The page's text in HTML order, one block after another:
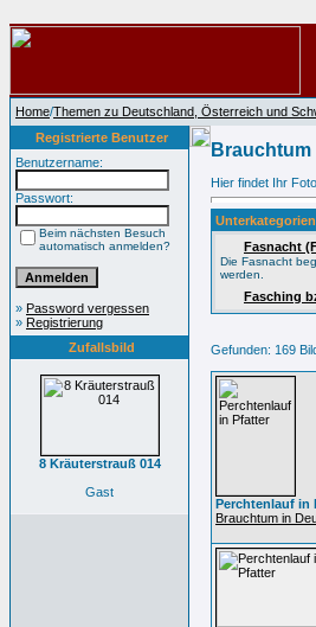
Home/Themen zu Deutschland, Österreich und
Registrierte Benutzer
Benutzername:
Passwort:
Beim nächsten Besuch
automatisch anmelden?
» Password vergessen
» Registrierung
Zufallsbild
8 Kräuterstrauß 014
Gast
Hier findet Ihr
Unterkategorien
Fasnacht
Die Fasnacht
werden.
Fasching
Gefunden: 169
Perchtenlauf in
Brauchtum in